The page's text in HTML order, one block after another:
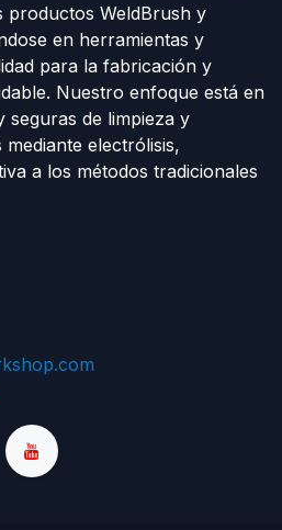
productos WeldBrush y
en herramientas y
para la fabricación y
Nuestro enfoque está en
seguras de limpieza y
electrólisis,
a los métodos tradicionales